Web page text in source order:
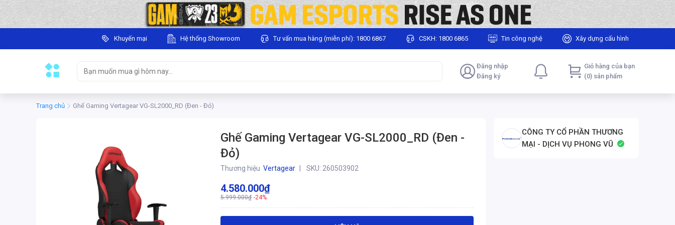
Khuyến mại Hệ thống Showroom Tư vấn mua hàng (miễn phí): 1800 6867 CSKH: 1800 6865 Tin công nghệ Xây dựng cấu hình
Đăng nhập
Đăng ký
Giỏ hàng của bạn
(0) sản phẩm
Trang chủ Ghế Gaming Vertagear VG-SL2000_RD (Đen - Đỏ)
Ghế Gaming Vertagear VG-SL2000_RD (Đen -
Đỏ)
Thương hiệu Vertagear SKU: 260503902
4.580.000₫
5.999.000₫ -24%
CÔNG TY CỔ PHẦN THƯƠNG
MẠI - DỊCH VỤ PHONG VŨ